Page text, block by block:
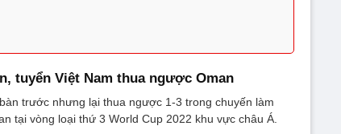
tuyển Việt Nam thua ngược Oman
trước nhưng lại thua ngược 1-3 trong chuyến làm
tại vòng loại thứ 3 World Cup 2022 khu vực châu Á.